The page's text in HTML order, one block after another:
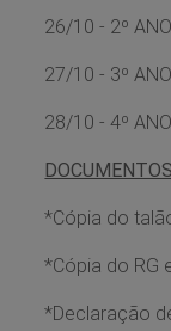
26/10 - 2º
27/10 - 3º
28/10 - 4º
*Cópia do
*Cópia do RG
*Declaração